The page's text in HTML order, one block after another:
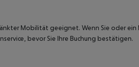
Mobilität geeignet. Wenn Sie oder
bevor Sie Ihre Buchung bestätigen.